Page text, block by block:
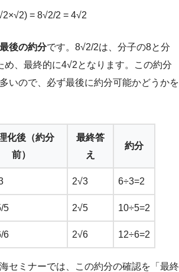
= 8√2/2 = 4√2
最後の約分です。8√2/2は、分子の8と分
め、最終的に4√2となります。この約分
いので、必ず最後に約分可能かどうかを
化後（約分
前）
最終答
え
約分
2√3 6÷3=2
5 2√5 10÷5=2
6 2√6 12÷6=2
セミナーでは、この約分の確認を「最終